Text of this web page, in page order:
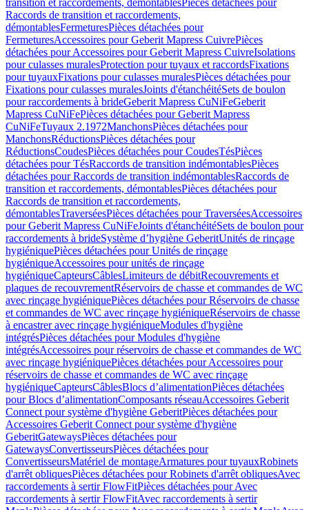
transition et raccordements, démontablesPièces détachées pour
Raccords de transition et raccordements,
démontablesFermeturesPièces détachées pour
FermeturesAccessoires pour Geberit Mapress CuivrePièces
détachées pour Accessoires pour Geberit Mapress CuivreIsolations
pour culasses muralesProtection pour tuyaux et raccordsFixations
pour tuyauxFixations pour culasses muralesPièces détachées pour
Fixations pour culasses muralesJoints d'étanchéitéSets de boulon
pour raccordements à brideGeberit Mapress CuNiFeGeberit
Mapress CuNiFePièces détachées pour Geberit Mapress
CuNiFeTuyaux 2.1972ManchonsPièces détachées pour
ManchonsRéductionsPièces détachées pour
RéductionsCoudesPièces détachées pour CoudesTésPièces
détachées pour TésRaccords de transition indémontablesPièces
détachées pour Raccords de transition indémontablesRaccords de
transition et raccordements, démontablesPièces détachées pour
Raccords de transition et raccordements,
démontablesTraverséesPièces détachées pour TraverséesAccessoires
pour Geberit Mapress CuNiFeJoints d'étanchéitéSets de boulon pour
raccordements à brideSystème d’hygiène GeberitUnités de rinçage
hygiéniquePièces détachées pour Unités de rinçage
hygiéniqueAccessoires pour unités de rinçage
hygiéniqueCapteursCâblesLimiteurs de débitRecouvrements et
plaques de recouvrementRéservoirs de chasse et commandes de WC
avec rinçage hygiéniquePièces détachées pour Réservoirs de chasse
et commandes de WC avec rinçage hygiéniqueRéservoirs de chasse
à encastrer avec rinçage hygiéniqueModules d'hygiène
intégrésPièces détachées pour Modules d'hygiène
intégrésAccessoires pour réservoirs de chasse et commandes de WC
avec rinçage hygiéniquePièces détachées pour Accessoires pour
réservoirs de chasse et commandes de WC avec rinçage
hygiéniqueCapteursCâblesBlocs d’alimentationPièces détachées
pour Blocs d’alimentationComposants réseauAccessoires Geberit
Connect pour système d'hygiène GeberitPièces détachées pour
Accessoires Geberit Connect pour système d'hygiène
GeberitGatewaysPièces détachées pour
GatewaysConvertisseursPièces détachées pour
ConvertisseursMatériel de montageArmatures pour tuyauxRobinets
d'arrêt obliquesPièces détachées pour Robinets d'arrêt obliquesAvec
raccordements à sertir FlowFitPièces détachées pour Avec
raccordements à sertir FlowFitAvec raccordements à sertir